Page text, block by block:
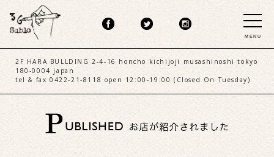
MENU
2F HARA BULLDING 2-4-16 honcho kichijoji musashinoshi tokyo
180-0004 japan
tel & fax 0422-21-8118 open 12:00-19:00 (Closed On Tuesday)